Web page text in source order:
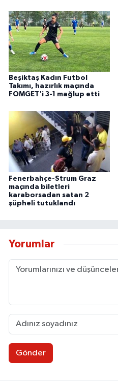
Beşiktaş Kadın Futbol
Takımı, hazırlık maçında
FOMGET'i 3-1 mağlup etti
Fenerbahçe-Strum Graz
maçında biletleri
karaborsadan satan 2
şüpheli tutuklandı
Yorumlar
Gönder